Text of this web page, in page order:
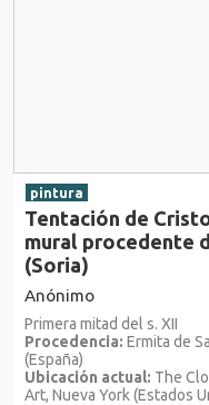
pintura
Tentación de
mural procedente
(Soria)
Anónimo
Primera mitad del s. XII
Procedencia: Ermita de
(España)
Ubicación actual: The
Art, Nueva York (Estados